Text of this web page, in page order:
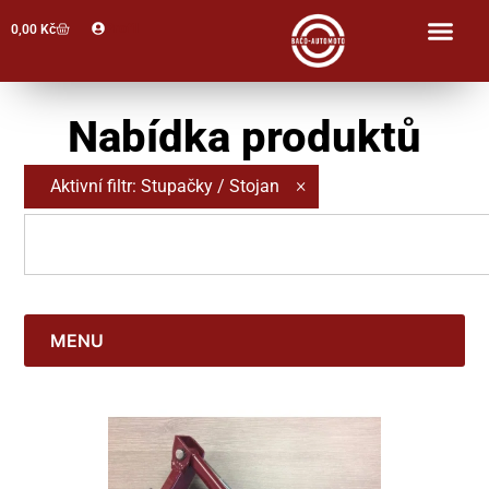
0,00 Kč
Nabídka produktů
Aktivní filtr: Stupačky / Stojan ×
MENU
Babetta